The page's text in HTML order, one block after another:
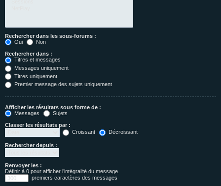
Rechercher dans les sous-forums :
Oui
Non
Rechercher dans :
Titres et messages
Messages uniquement
Titres uniquement
Premier message des sujets uniquement
Afficher les résultats sous forme de :
Messages
Sujets
Classer les résultats par :
Croissant
Décroissant
Rechercher depuis :
Renvoyer les :
Définir à 0 pour afficher l’intégralité du message.
premiers caractères des messages